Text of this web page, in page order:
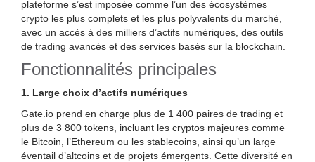
plateforme s’est imposée comme l’un des écosystèmes
crypto les plus complets et les plus polyvalents du marché,
avec un accès à des milliers d’actifs numériques, des outils
de trading avancés et des services basés sur la blockchain.
Fonctionnalités principales
1. Large choix d’actifs numériques
Gate.io prend en charge plus de 1 400 paires de trading et
plus de 3 800 tokens, incluant les cryptos majeures comme
le Bitcoin, l’Ethereum ou les stablecoins, ainsi qu’un large
éventail d’altcoins et de projets émergents. Cette diversité en